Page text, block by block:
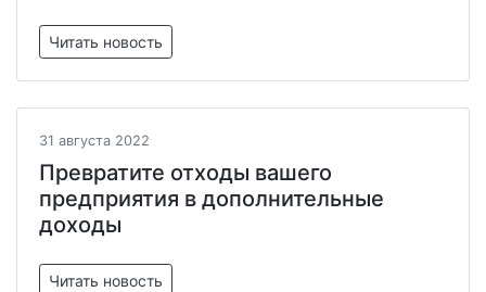
Читать новость
31 августа 2022
Превратите отходы вашего
предприятия в дополнительные
доходы
Читать новость